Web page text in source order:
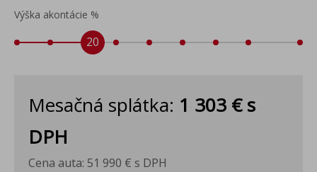
Výška akontácie %
20
Mesačná splátka: 1 303 €s
DPH
Cena auta: 51 990 € s DPH